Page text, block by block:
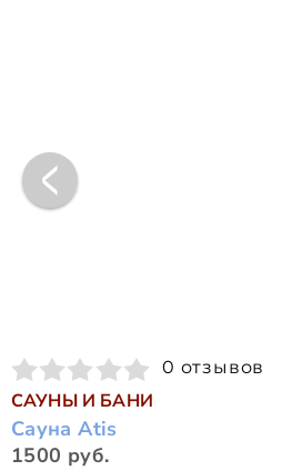
0 отзывов
САУНЫ И БАНИ
Сауна Atis
1500 руб.